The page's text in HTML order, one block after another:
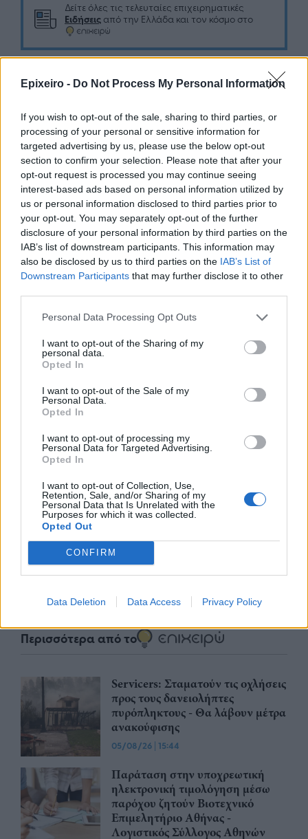
Epixeiro - Do Not Process My Personal Information
If you wish to opt-out of the sale, sharing to third parties, or
processing of your personal or sensitive information for
targeted advertising by us, please use the below opt-out
section to confirm your selection. Please note that after your
opt-out request is processed you may continue seeing
interest-based ads based on personal information utilized by
us or personal information disclosed to third parties prior to
your opt-out. You may separately opt-out of the further
disclosure of your personal information by third parties on the
IAB’s list of downstream participants. This information may
also be disclosed by us to third parties on the IAB’s List of
Downstream Participants that may further disclose it to other
Personal Data Processing Opt Outs
I want to opt-out of the Sharing of my
personal data.
Opted In
I want to opt-out of the Sale of my
Personal Data.
Opted In
I want to opt-out of processing my
Personal Data for Targeted Advertising.
Opted In
I want to opt-out of Collection, Use,
Retention, Sale, and/or Sharing of my
Personal Data that Is Unrelated with the
Purposes for which it was collected.
Opted Out
CONFIRM
Data Deletion Data Access Privacy Policy
Δείτε όλες τις τελευταίες επιχειρηματικές
Ειδήσεις από την Ελλάδα και τον κόσμο στο
Σχολιάστε
... σχόλια| Κάνε click για να σχολιάσεις
TP Greece: Πώς διαμορφώνεται το
μέλλον του Insurance στην εποχή του AI
Advertorial
Περισσότερα από το
Servicers: Σταματούν τις οχλήσεις
προς τους δανειολήπτες
πυρόπληκτους - Θα λάβουν μέτρα
ανακούφισης
05/08/26 | 15:44
Παράταση στην υποχρεωτική
ηλεκτρονική τιμολόγηση μέσω
παρόχου ζητούν Βιοτεχνικό
Επιμελητήριο Αθήνας -
Λογιστικός Σύλλογος Αθηνών